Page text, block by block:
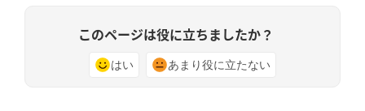
このページは役に立ちましたか？
はい あまり役に立たない